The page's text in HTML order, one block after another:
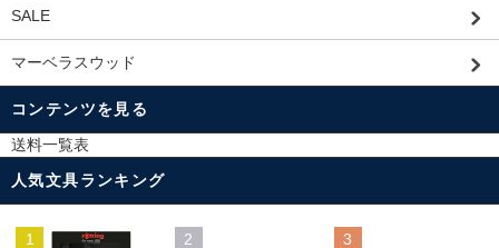
SALE
マーベラスウッド
コンテンツを見る
送料一覧表
人気文具ランキング
1 2 3